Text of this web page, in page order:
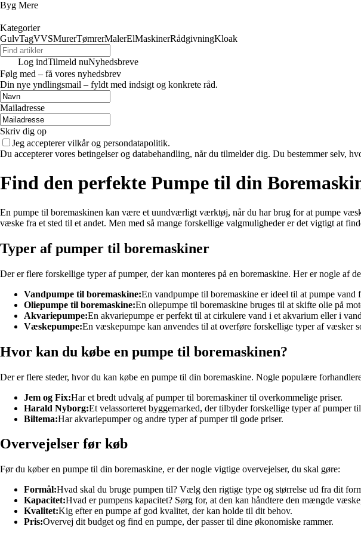
Byg Mere
Kategorier
GulvTagVVSMurerTømrerMalerElMaskinerRådgivningKloak
Log indTilmeld nuNyhedsbreve
Følg med – få vores nyhedsbrev
Din nye yndlingsmail – fyldt med indsigt og konkrete råd.
Mailadresse
Skriv dig op
Jeg accepterer vilkår og persondatapolitik.
Du accepterer vores betingelser og databehandling, når du tilmelder dig. Du bestemmer selv,
Find den perfekte Pumpe til din
En pumpe til boremaskinen kan være et uundværligt værktøj, når du har brug for at pumpe
væske fra et sted til et andet. Men med så mange forskellige valgmuligheder er det vigtigt at
Typer af pumper til boremaskiner
Der er flere forskellige typer af pumper, der kan monteres på en boremaskine. Her er nogle af
Vandpumpe til boremaskine:En vandpumpe til boremaskine er ideel til at pumpe
Oliepumpe til boremaskine:En oliepumpe til boremaskine bruges til at skifte olie på
Akvariepumpe:En akvariepumpe er perfekt til at cirkulere vand i et akvarium eller i
Væskepumpe:En væskepumpe kan anvendes til at overføre forskellige typer af væsker
Hvor kan du købe en pumpe til boremaskinen?
Der er flere steder, hvor du kan købe en pumpe til din boremaskine. Nogle populære
Jem og Fix:Har et bredt udvalg af pumper til boremaskiner til overkommelige priser.
Harald Nyborg:Et velassorteret byggemarked, der tilbyder forskellige typer af pumper
Biltema:Har akvariepumper og andre typer af pumper til gode priser.
Overvejelser før køb
Før du køber en pumpe til din boremaskine, er der nogle vigtige overvejelser, du skal gøre:
Formål:Hvad skal du bruge pumpen til? Vælg den rigtige type og størrelse ud fra dit
Kapacitet:Hvad er pumpens kapacitet? Sørg for, at den kan håndtere den mængde
Kvalitet:Kig efter en pumpe af god kvalitet, der kan holde til dit behov.
Pris:Overvej dit budget og find en pumpe, der passer til dine økonomiske rammer.